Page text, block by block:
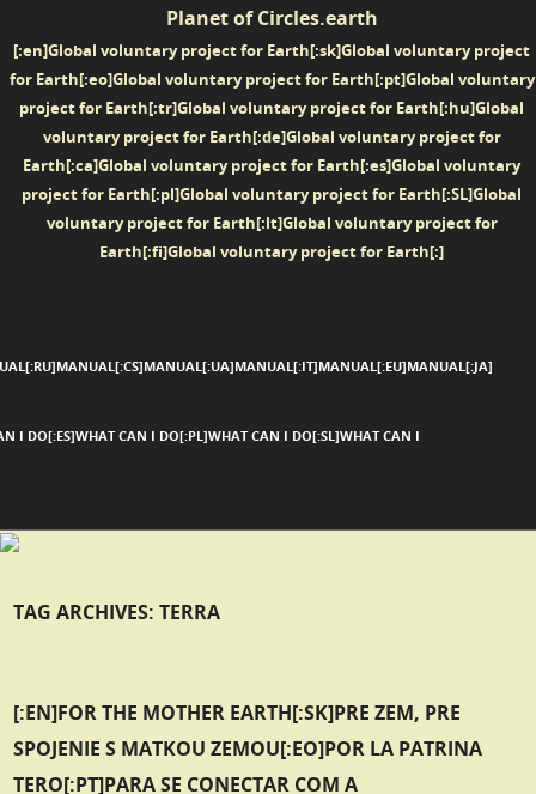
Planet of Circles.earth
[:en]Global voluntary project for Earth[:sk]Global voluntary project
for Earth[:eo]Global voluntary project for Earth[:pt]Global voluntary
project for Earth[:tr]Global voluntary project for Earth[:hu]Global
voluntary project for Earth[:de]Global voluntary project for
Earth[:ca]Global voluntary project for Earth[:es]Global voluntary
project for Earth[:pl]Global voluntary project for Earth[:SL]Global
voluntary project for Earth[:lt]Global voluntary project for
Earth[:fi]Global voluntary project for Earth[:]
I DO[:ES]WHAT CAN I DO[:PL]WHAT CAN I DO[:SL]WHAT CAN I
TAG ARCHIVES:TERRA
[:EN]FOR THE MOTHER EARTH[:SK]PRE ZEM, PRE
SPOJENIE S MATKOU ZEMOU[:EO]POR LA PATRINA
TERO[:PT]PARA SE CONECTAR COM A